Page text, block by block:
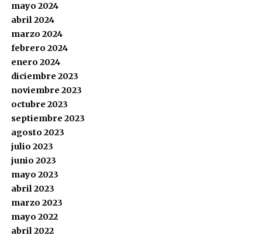
mayo 2024
abril 2024
marzo 2024
febrero 2024
enero 2024
diciembre 2023
noviembre 2023
octubre 2023
septiembre 2023
agosto 2023
julio 2023
junio 2023
mayo 2023
abril 2023
marzo 2023
mayo 2022
abril 2022